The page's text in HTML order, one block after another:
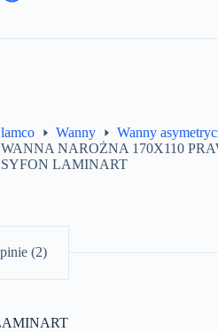
lamco Wanny
Wanny
WANNA NAROŻNA 170X110
SYFON LAMINART
(2)